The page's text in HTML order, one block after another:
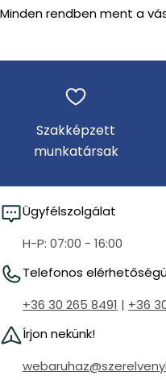
Minden rendben ment a
Szakképzett
munkatársak
Ügyfélszolgálat
H-P: 07:00 - 16:00
Telefonos
+36 30 265 8491 | +36
Írjon nekünk!